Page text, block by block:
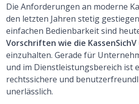
Die Anforderungen an moderne
den letzten Jahren stetig
einfachen Bedienbarkeit sind
Vorschriften wie die KassenSichV
einzuhalten. Gerade für
und im Dienstleistungsbereich ist
rechtssichere und
unerlässlich.